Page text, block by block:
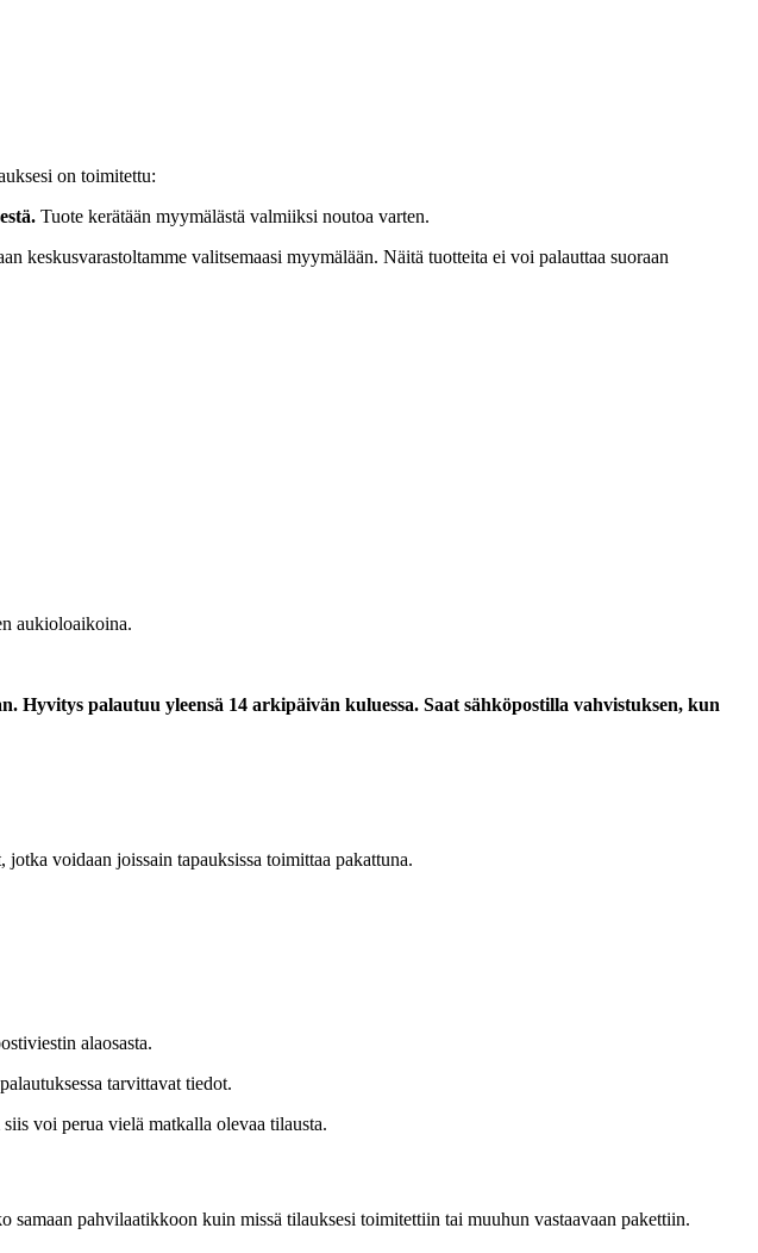
on toimitettu:
Tuote kerätään myymälästä valmiiksi noutoa varten.
keskusvarastoltamme valitsemaasi myymälään. Näitä tuotteita ei voi palauttaa suoraan
aukioloaikoina.
palautuu yleensä 14 arkipäivän kuluessa. Saat sähköpostilla vahvistuksen, kun
voidaan joissain tapauksissa toimittaa pakattuna.
alaosasta.
tarvittavat tiedot.
voi perua vielä matkalla olevaa tilausta.
samaan pahvilaatikkoon kuin missä tilauksesi toimitettiin tai muuhun vastaavaan pakettiin.